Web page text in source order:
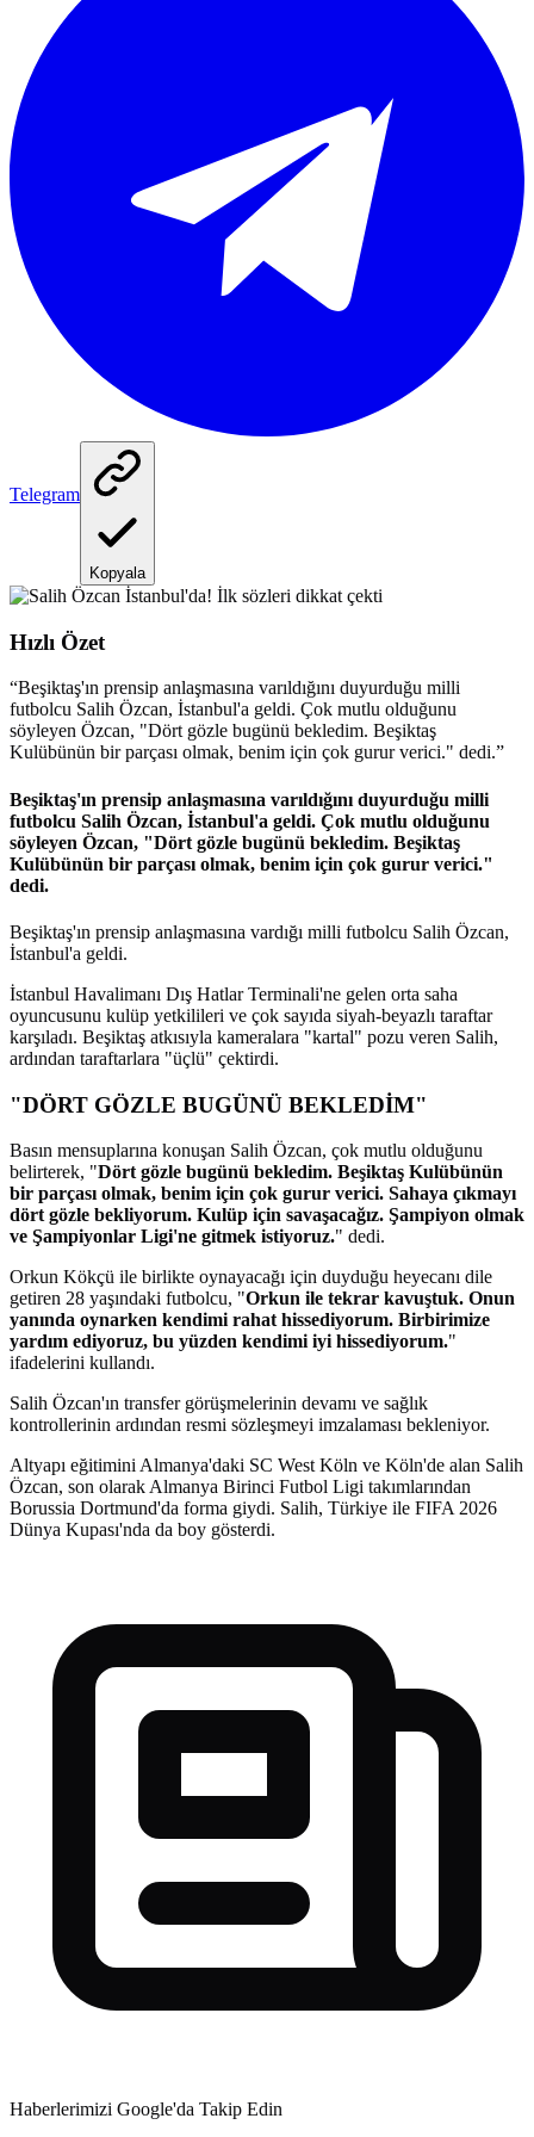
Telegram
Kopyala
Hızlı Özet
“Beşiktaş'ın prensip anlaşmasına varıldığını duyurduğu milli
futbolcu Salih Özcan, İstanbul'a geldi. Çok mutlu olduğunu
söyleyen Özcan, "Dört gözle bugünü bekledim. Beşiktaş
Kulübünün bir parçası olmak, benim için çok gurur verici." dedi.”
Beşiktaş'ın prensip anlaşmasına varıldığını duyurduğu milli
futbolcu Salih Özcan, İstanbul'a geldi. Çok mutlu olduğunu
söyleyen Özcan, "Dört gözle bugünü bekledim. Beşiktaş
Kulübünün bir parçası olmak, benim için çok gurur verici."
dedi.
Beşiktaş'ın prensip anlaşmasına vardığı milli futbolcu Salih Özcan,
İstanbul'a geldi.
İstanbul Havalimanı Dış Hatlar Terminali'ne gelen orta saha
oyuncusunu kulüp yetkilileri ve çok sayıda siyah-beyazlı taraftar
karşıladı. Beşiktaş atkısıyla kameralara "kartal" pozu veren Salih,
ardından taraftarlara "üçlü" çektirdi.
"DÖRT GÖZLE BUGÜNÜ BEKLEDİM"
Basın mensuplarına konuşan Salih Özcan, çok mutlu olduğunu
belirterek, "Dört gözle bugünü bekledim. Beşiktaş Kulübünün
bir parçası olmak, benim için çok gurur verici. Sahaya çıkmayı
dört gözle bekliyorum. Kulüp için savaşacağız. Şampiyon olmak
ve Şampiyonlar Ligi'ne gitmek istiyoruz." dedi.
Orkun Kökçü ile birlikte oynayacağı için duyduğu heyecanı dile
getiren 28 yaşındaki futbolcu, "Orkun ile tekrar kavuştuk. Onun
yanında oynarken kendimi rahat hissediyorum. Birbirimize
yardım ediyoruz, bu yüzden kendimi iyi hissediyorum."
ifadelerini kullandı.
Salih Özcan'ın transfer görüşmelerinin devamı ve sağlık
kontrollerinin ardından resmi sözleşmeyi imzalaması bekleniyor.
Altyapı eğitimini Almanya'daki SC West Köln ve Köln'de alan Salih
Özcan, son olarak Almanya Birinci Futbol Ligi takımlarından
Borussia Dortmund'da forma giydi. Salih, Türkiye ile FIFA 2026
Dünya Kupası'nda da boy gösterdi.
Haberlerimizi Google'da Takip Edin